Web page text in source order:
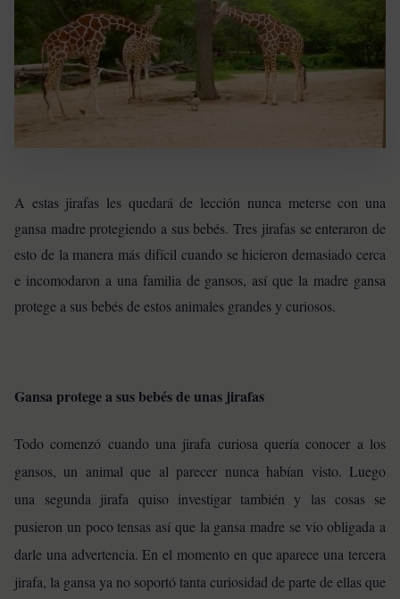
A estas jirafas les quedará de lección nunca meterse con una
gansa madre protegiendo a sus bebés. Tres jirafas se enteraron de
esto de la manera más difícil cuando se hicieron demasiado cerca
e incomodaron a una familia de gansos, así que la madre gansa
protege a sus bebés de estos animales grandes y curiosos.
Gansa protege a sus bebés de unas jirafas
Todo comenzó cuando una jirafa curiosa quería conocer a los
gansos, un animal que al parecer nunca habían visto. Luego
una segunda jirafa quiso investigar también y las cosas se
pusieron un poco tensas así que la gansa madre se vio obligada a
darle una advertencia. En el momento en que aparece una tercera
jirafa, la gansa ya no soportó tanta curiosidad de parte de ellas que